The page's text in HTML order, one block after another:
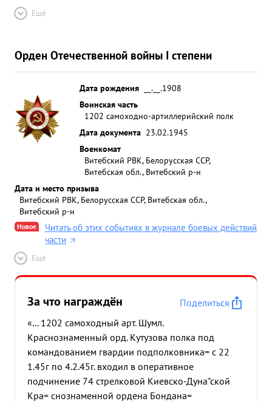
Ещё
Орден Отечественной войны I степени
Дата рождения
__.__.1908
Воинская часть
1202 самоходно-артиллерийский полк
Дата документа 23.02.1945
Военкомат
Витебский РВК, Белорусская ССР,
Витебская обл., Витебский р-н
Дата и место призыва
Витебский РВК, Белорусская ССР, Витебская обл.,
Витебский р-н
Новое
Читать об этих событиях в журнале боевых действий
части
Ещё
За что награждён
Поделиться
«... 1202 самоходный арт. Шумл.
Краснознаменный орд. Кутузова полка под
командованием гвардии подполковника= с 22
1.45г по 4.2.45г. входил в оперативное
подчинение 74 стрелковой Киевско-Дуна"ской
Кра= снознаменной ордена Бондана=